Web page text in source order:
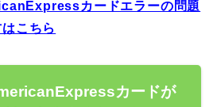
カードエラーの問題
こちら
カードが